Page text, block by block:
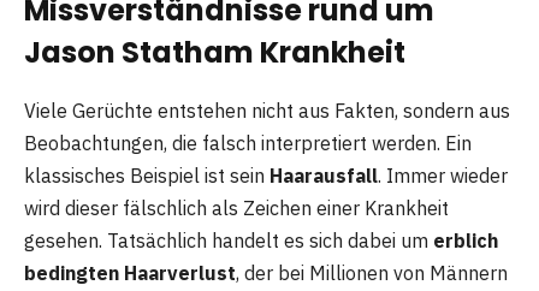
Missverständnisse rund um
Jason Statham Krankheit
Viele Gerüchte entstehen nicht aus Fakten, sondern aus
Beobachtungen, die falsch interpretiert werden. Ein
klassisches Beispiel ist sein Haarausfall. Immer wieder
wird dieser fälschlich als Zeichen einer Krankheit
gesehen. Tatsächlich handelt es sich dabei um erblich
bedingten Haarverlust, der bei Millionen von Männern